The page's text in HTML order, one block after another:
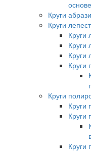
Круги
Круги
Круги
Круги
Круги
Круги
Круги
Круги